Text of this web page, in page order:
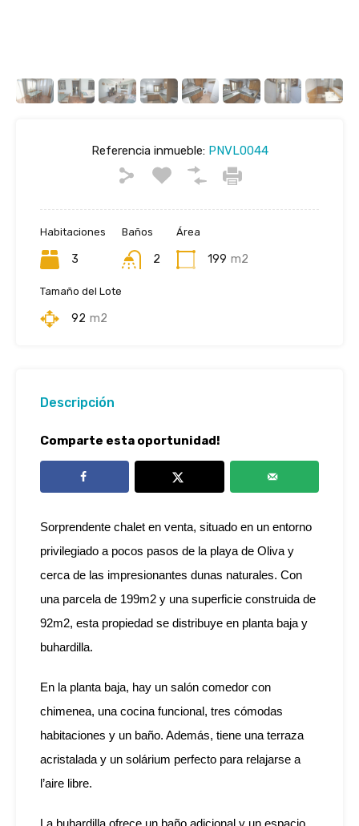
Referencia inmueble:PNVL0044
Habitaciones
3
Baños
2
Área
199 m2
Tamaño del Lote
92 m2
Descripción
Comparte esta oportunidad!
Sorprendente chalet en venta, situado en un entorno
privilegiado a pocos pasos de la playa de Oliva y
cerca de las impresionantes dunas naturales. Con
una parcela de 199m2 y una superficie construida de
92m2, esta propiedad se distribuye en planta baja y
buhardilla.
En la planta baja, hay un salón comedor con
chimenea, una cocina funcional, tres cómodas
habitaciones y un baño. Además, tiene una terraza
acristalada y un solárium perfecto para relajarse a
l’aire libre.